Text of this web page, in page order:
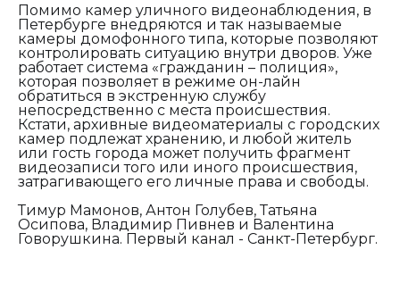
Помимо камер уличного видеонаблюдения, в
Петербурге внедряются и так называемые
камеры домофонного типа, которые позволяют
контролировать ситуацию внутри дворов. Уже
работает система «гражданин – полиция»,
которая позволяет в режиме он-лайн
обратиться в экстренную службу
непосредственно с места происшествия.
Кстати, архивные видеоматериалы с городских
камер подлежат хранению, и любой житель
или гость города может получить фрагмент
видеозаписи того или иного происшествия,
затрагивающего его личные права и свободы.
Тимур Мамонов, Антон Голубев, Татьяна
Осипова, Владимир Пивнев и Валентина
Говорушкина. Первый канал - Санкт-Петербург.